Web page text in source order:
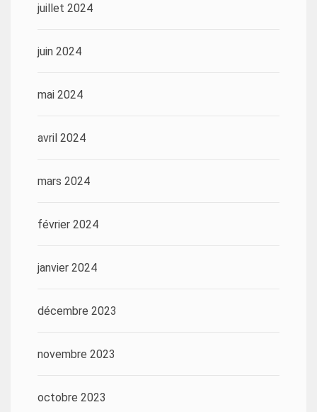
juillet 2024
juin 2024
mai 2024
avril 2024
mars 2024
février 2024
janvier 2024
décembre 2023
novembre 2023
octobre 2023